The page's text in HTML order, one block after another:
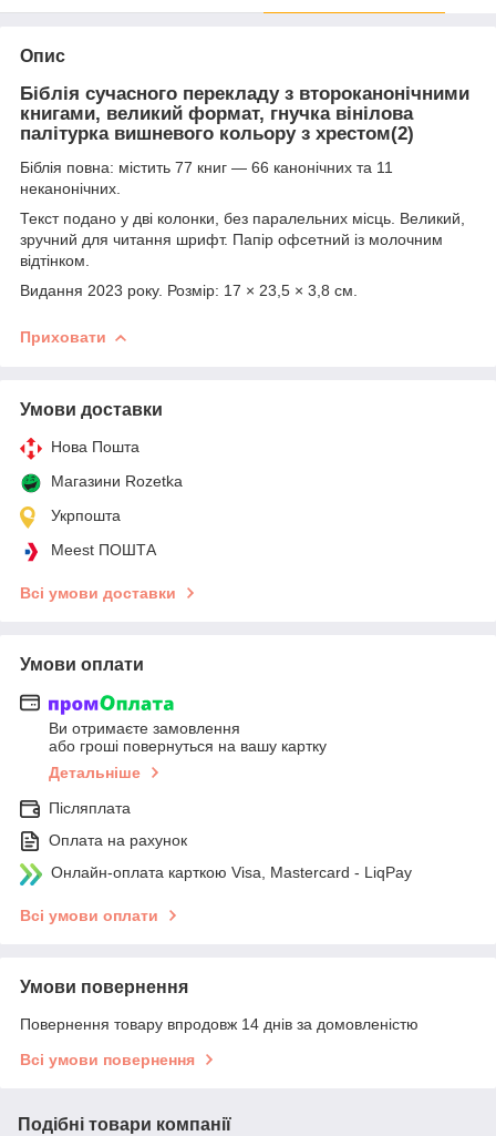
Опис
Біблія сучасного перекладу з второканонічними
книгами, великий формат, гнучка вінілова
палітурка вишневого кольору з хрестом(2)
Біблія повна: містить 77 книг — 66 канонічних та 11
неканонічних.
Текст подано у дві колонки, без паралельних місць. Великий,
зручний для читання шрифт. Папір офсетний із молочним
відтінком.
Видання 2023 року. Розмір: 17 × 23,5 × 3,8 см.
Приховати
Умови доставки
Нова Пошта
Магазини Rozetka
Укрпошта
Meest ПОШТА
Всі умови доставки
Умови оплати
Ви отримаєте замовлення
або гроші повернуться на вашу картку
Детальніше
Післяплата
Оплата на рахунок
Онлайн-оплата карткою Visa, Mastercard - LiqPay
Всі умови оплати
Умови повернення
Повернення товару впродовж 14 днів за домовленістю
Всі умови повернення
Подібні товари компанії